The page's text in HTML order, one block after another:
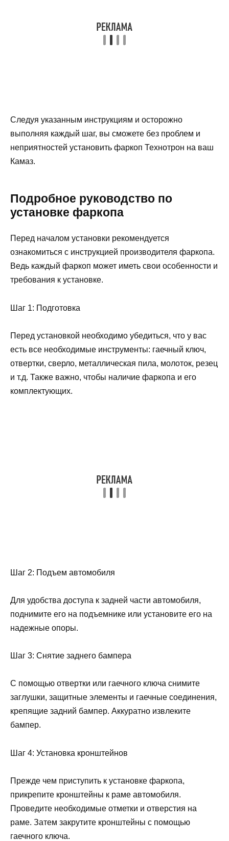
Следуя указанным инструкциям и осторожно
выполняя каждый шаг, вы сможете без проблем и
неприятностей установить фаркоп Технотрон на ваш
Камаз.
Подробное руководство по
установке фаркопа
Перед началом установки рекомендуется
ознакомиться с инструкцией производителя фаркопа.
Ведь каждый фаркоп может иметь свои особенности и
требования к установке.
Шаг 1: Подготовка
Перед установкой необходимо убедиться, что у вас
есть все необходимые инструменты: гаечный ключ,
отвертки, сверло, металлическая пила, молоток, резец
и т.д. Также важно, чтобы наличие фаркопа и его
комплектующих.
Шаг 2: Подъем автомобиля
Для удобства доступа к задней части автомобиля,
поднимите его на подъемнике или установите его на
надежные опоры.
Шаг 3: Снятие заднего бампера
С помощью отвертки или гаечного ключа снимите
заглушки, защитные элементы и гаечные соединения,
крепящие задний бампер. Аккуратно извлеките
бампер.
Шаг 4: Установка кронштейнов
Прежде чем приступить к установке фаркопа,
прикрепите кронштейны к раме автомобиля.
Проведите необходимые отметки и отверстия на
раме. Затем закрутите кронштейны с помощью
гаечного ключа.